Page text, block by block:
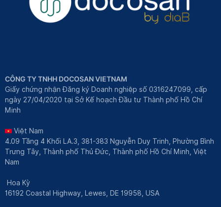
CÔNG TY TNHH DOCOSAN VIETNAM
Giấy chứng nhận Đăng ký Doanh nghiệp số 0316247099, cấp
ngày 27/04/2020 tại Sở Kế hoạch Đầu tư Thành phố Hồ Chí
Minh
Việt Nam
4.09 Tầng 4 Khối LA.3, 381-383 Nguyễn Duy Trinh, Phường Bình
Trưng Tây, Thành phố Thủ Đức, Thành phố Hồ Chí Minh, Việt
Nam
Hoa Kỳ
16192 Coastal Highway, Lewes, DE 19958, USA